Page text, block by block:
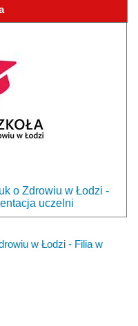
o Zdrowiu w Łodzi -
uczelni
w Łodzi - Filia w